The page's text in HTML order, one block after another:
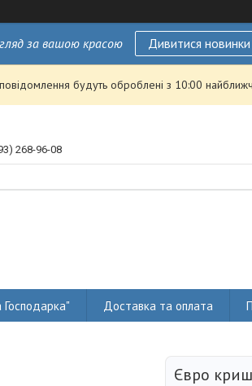
за вашою красою Дивитися новинки
будуть оброблені з 10:00
268-96-08
Доставка та оплата
Євро